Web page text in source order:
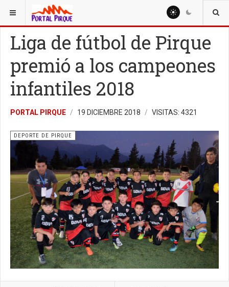
ESTÁ AQUÍ: DEPORTE
Liga de fútbol de Pirque
premió a los campeones
infantiles 2018
PORTAL PIRQUE 19 DICIEMBRE 2018 VISITAS: 4321
DEPORTE DE PIRQUE